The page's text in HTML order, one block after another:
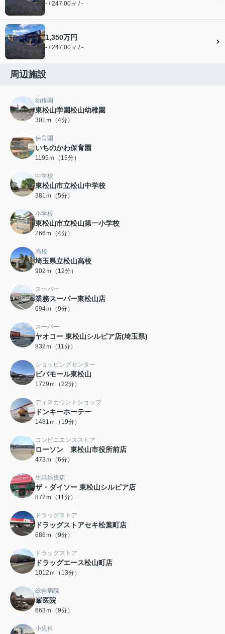
- / 247.00㎡ / -
1,350万円
- / 247.00㎡ / -
周辺施設
幼稚園
東松山学園松山幼稚園
301ｍ（4分）
保育園
いちのかわ保育園
1195ｍ（15分）
中学校
東松山市立松山中学校
381ｍ（5分）
小学校
東松山市立松山第一小学校
266ｍ（4分）
高校
埼玉県立松山高校
902ｍ（12分）
スーパー
業務スーパー東松山店
694ｍ（9分）
スーパー
ヤオコー 東松山シルピア店(埼玉県)
832ｍ（11分）
ショッピングセンター
ビバモール東松山
1729ｍ（22分）
ディスカウントショップ
ドンキーホーテー
1481ｍ（19分）
コンビニエンスストア
ローソン 東松山市役所前店
473ｍ（6分）
生活雑貨店
ザ・ダイソー 東松山シルピア店
872ｍ（11分）
ドラッグストア
ドラッグストアセキ松葉町店
686ｍ（9分）
ドラッグストア
ドラッグエース松山町店
1012ｍ（13分）
総合病院
峯医院
663ｍ（9分）
小児科